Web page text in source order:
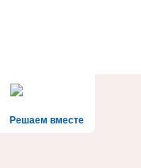
Решаем вместе